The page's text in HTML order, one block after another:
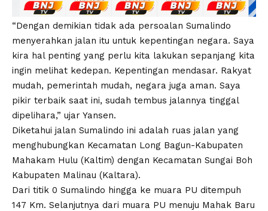
“Dengan demikian tidak ada persoalan Sumalindo
menyerahkan jalan itu untuk kepentingan negara. Saya
kira hal penting yang perlu kita lakukan sepanjang kita
ingin melihat kedepan. Kepentingan mendasar. Rakyat
mudah, pemerintah mudah, negara juga aman. Saya
pikir terbaik saat ini, sudah tembus jalannya tinggal
dipelihara,” ujar Yansen.
Diketahui jalan Sumalindo ini adalah ruas jalan yang
menghubungkan Kecamatan Long Bagun-Kabupaten
Mahakam Hulu (Kaltim) dengan Kecamatan Sungai Boh
Kabupaten Malinau (Kaltara).
Dari titik 0 Sumalindo hingga ke muara PU ditempuh
147 Km. Selanjutnya dari muara PU menuju Mahak Baru